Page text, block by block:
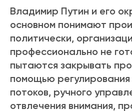
Владимир Путин и его
основном понимают
политически,
профессионально не
пытаются закрывать
помощью
потоков, ручного
отвлечения внимания,